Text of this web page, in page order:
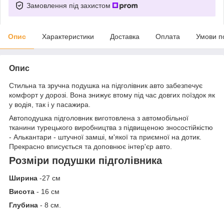
Замовлення під захистом
Опис Характеристики Доставка Оплата Умови
Опис
Стильна та зручна подушка на підголівник авто забезпечує
комфорт у дорозі. Вона знижує втому під час довгих поїздок як
у водія, так і у пасажира.
Автоподушка підголовник виготовлена ​​з автомобільної
тканини турецького виробництва з підвищеною зносостійкістю
- Алькантари - штучної замші, м'якої та приємної на дотик.
Прекрасно вписується та доповнює інтер'єр авто.
Розміри подушки підголівника
Ширина -27 см
Висота - 16 см
Глубина - 8 см.